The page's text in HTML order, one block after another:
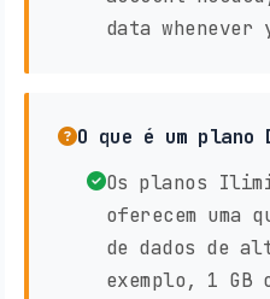
data
O que é um
Os planos
oferecem uma
de dados de
exemplo, 1 GB